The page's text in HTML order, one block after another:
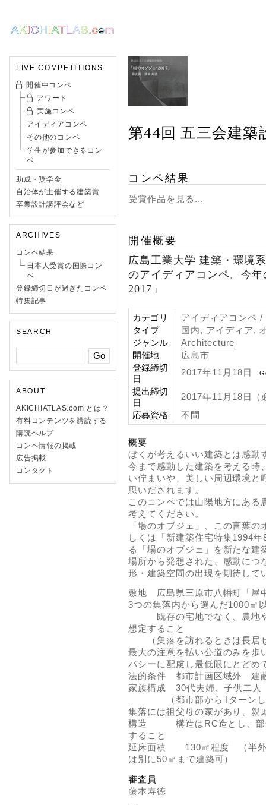
LIVE COMPETITIONS
開催中コンペ
アワード
実施コンペ
アイディアコンペ
その他のコンペ
学生が参加できるコン
ペ
助成・奨学金
自治体が主催する建築賞
卒業設計講評会など
ARCHIVES
コンペ結果
日本人受賞の国際コン
ペ
登録締切日が過ぎたコンペ
特集記事
SEARCH
ABOUT
AKICHIATLAS.com とは？
有料コンテンツを購読する
購読ヘルプ
コンペ情報の掲載
広告掲載
コンタクト
第44回 五三会建築
コンペ結果
受賞作品を見る...
開催概要
広島工業大学 建築・環境
のアイディアコンペ。今
2017」
カテゴリ
アイディアコンペ /
タイプ
国内, アイディア,
ジャンル
Architecture
開催地
広島市
登録締切
日
2017年11月18日
提出締切
日
2017年11月18日（
応募資格
不問
概要
ぼくが考えるいい建築とは感動
今まで感動した建築を考える時
い佇まいや、美しい周辺環境と
思いだされます。
このコンペでは山陽地方にあ
考えてください。
「場のオブジェ」、この言葉
しくは「新建築住宅特集1994
る「場のオブジェ」を新たな
場所から発想された、感動につ
形・建築空間の出現を期待して
敷地 広島県三原市八幡町「屋
3つの集落内から選んだ1000㎡
既存の宅地でなく、農地や
想定すること
（集落を訪れるときは長居
最大の注意を払い公道のみを歩
バシーに配慮し最低限にとどめ
法的条件 都市計画区域外 建
家族構成 30代夫婦、子供二人
（都市部から Iターンした
集落には祖父母の家があり、親
構造 構造はRC造とし、部
すること
延床面積 130㎡程度 （半外
は別に50㎡まで建築可）
審査員
藤本寿徳